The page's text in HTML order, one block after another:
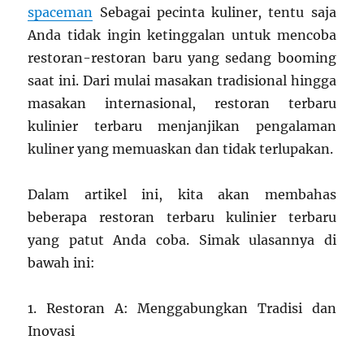
spaceman Sebagai pecinta kuliner, tentu saja
Anda tidak ingin ketinggalan untuk mencoba
restoran-restoran baru yang sedang booming
saat ini. Dari mulai masakan tradisional hingga
masakan internasional, restoran terbaru
kulinier terbaru menjanjikan pengalaman
kuliner yang memuaskan dan tidak terlupakan.
Dalam artikel ini, kita akan membahas
beberapa restoran terbaru kulinier terbaru
yang patut Anda coba. Simak ulasannya di
bawah ini:
1. Restoran A: Menggabungkan Tradisi dan
Inovasi